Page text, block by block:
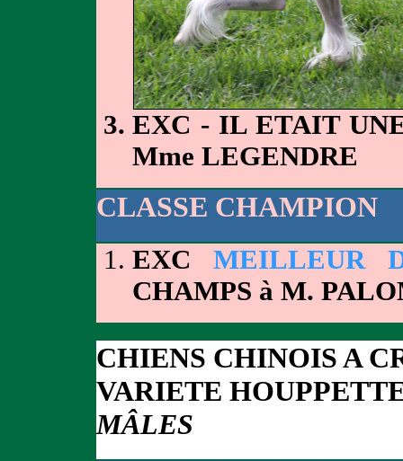
EXC - IL ETAIT
Mme LEGENDRE
CLASSE CHAMPION
EXCMEILLEUR
CHAMPS à M.
CHIENS CHINOIS A
VARIETE
MÂLES